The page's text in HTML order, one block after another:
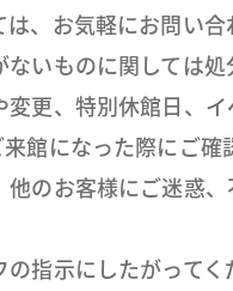
、お気軽にお問い
いものに関しては処
変更、特別休館日、
館になった際にご確
他のお客様にご迷惑
指示にしたがってく